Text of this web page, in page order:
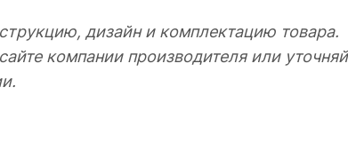
дизайн и комплектацию товара.
компании производителя или